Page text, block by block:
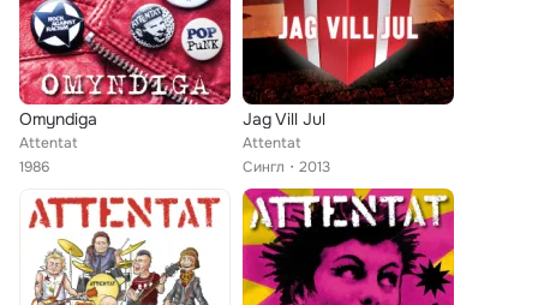
Omyndiga
Attentat
1986
Jag Vill Jul
Attentat
Сингл
2013